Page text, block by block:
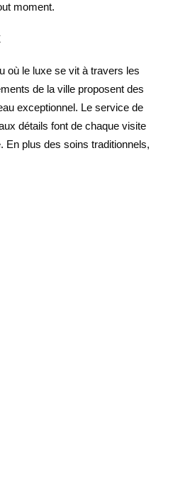
moment.
où le luxe se vit à travers les
de la ville proposent des
exceptionnel. Le service de
détails font de chaque visite
En plus des soins traditionnels,